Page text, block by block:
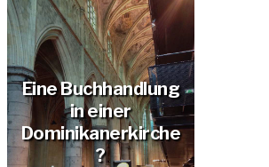
Eine Buchhandlung
in einer
Dominikanerkirche
?